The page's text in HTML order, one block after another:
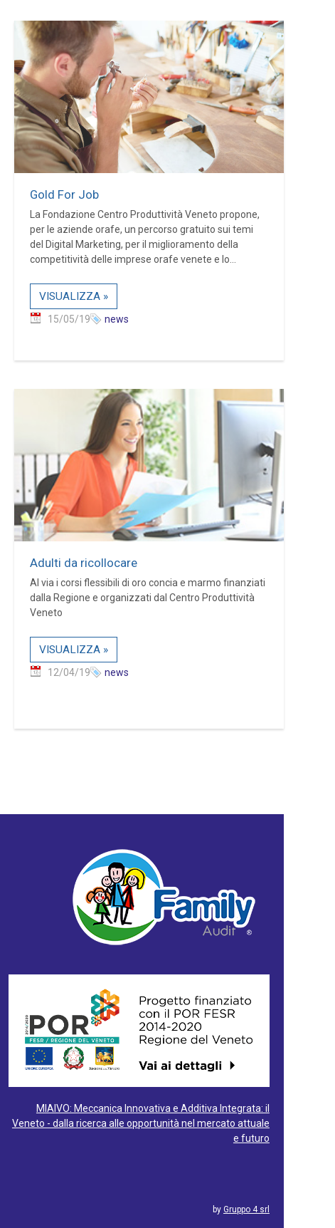
Gold For Job
La Fondazione Centro Produttività Veneto propone,
per le aziende orafe, un percorso gratuito sui temi
del Digital Marketing, per il miglioramento della
competitività delle imprese orafe venete e lo...
VISUALIZZA »
15/05/19 news
Adulti da ricollocare
Al via i corsi flessibili di oro concia e marmo finanziati
dalla Regione e organizzati dal Centro Produttività
Veneto
VISUALIZZA »
12/04/19 news
MIAIVO: Meccanica Innovativa e Additiva Integrata: il
Veneto - dalla ricerca alle opportunità nel mercato attuale
e futuro
by Gruppo 4 srl